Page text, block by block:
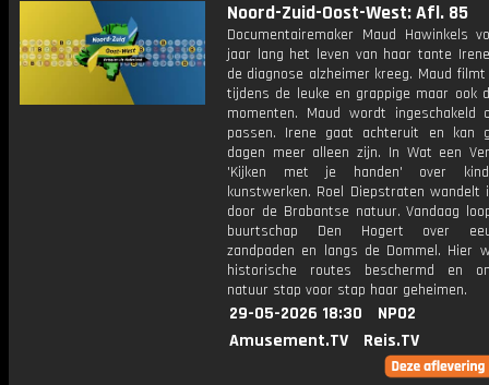
Noord-Zuid-Oost-West: Afl. 85
Documentairemaker Maud Hawinkels
jaar lang het leven van haar tante
de diagnose alzheimer kreeg. Maud
tijdens de leuke en grappige maar ook
momenten. Maud wordt
passen. Irene gaat achteruit en kan
dagen meer alleen zijn. In Wat een
'Kijken met je handen' over
kunstwerken. Roel Diepstraten wandelt
door de Brabantse natuur. Vandaag
buurtschap Den Hogert over
zandpaden en langs de Dommel. Hier
historische routes beschermd en
natuur stap voor stap haar geheimen.
29-05-2026 18:30
NPO2
Amusement.TV
Reis.TV